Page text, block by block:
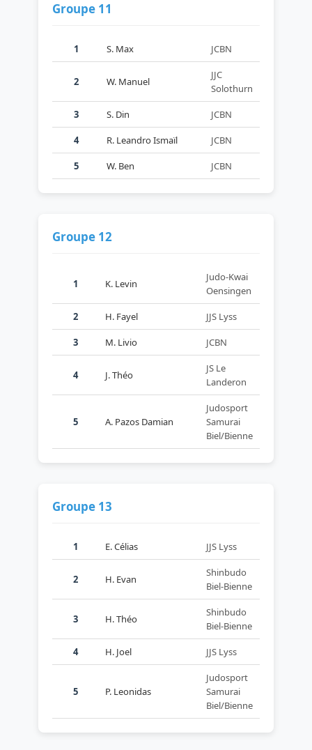
Groupe 11
1 S. Max JCBN
2 W. Manuel
JJC
Solothurn
3 S. Din JCBN
4 R. Leandro Ismaïl JCBN
5 W. Ben JCBN
Groupe 12
1 K. Levin
Judo-Kwai
Oensingen
2 H. Fayel JJS Lyss
3 M. Livio JCBN
4 J. Théo
JS Le
Landeron
5 A. Pazos Damian
Judosport
Samurai
Biel/Bienne
Groupe 13
1 E. Célias JJS Lyss
2 H. Evan
Shinbudo
Biel-Bienne
3 H. Théo
Shinbudo
Biel-Bienne
4 H. Joel JJS Lyss
5 P. Leonidas
Judosport
Samurai
Biel/Bienne